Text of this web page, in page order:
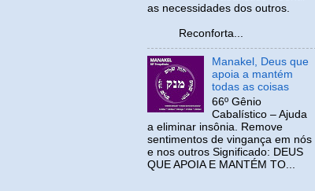
as necessidades dos outros.
Reconforta...
Manakel, Deus que
apoia a mantém
todas as coisas
66º Gênio
Cabalístico – Ajuda
a eliminar insônia. Remove
sentimentos de vingança em nós
e nos outros Significado: DEUS
QUE APOIA E MANTÉM TO...